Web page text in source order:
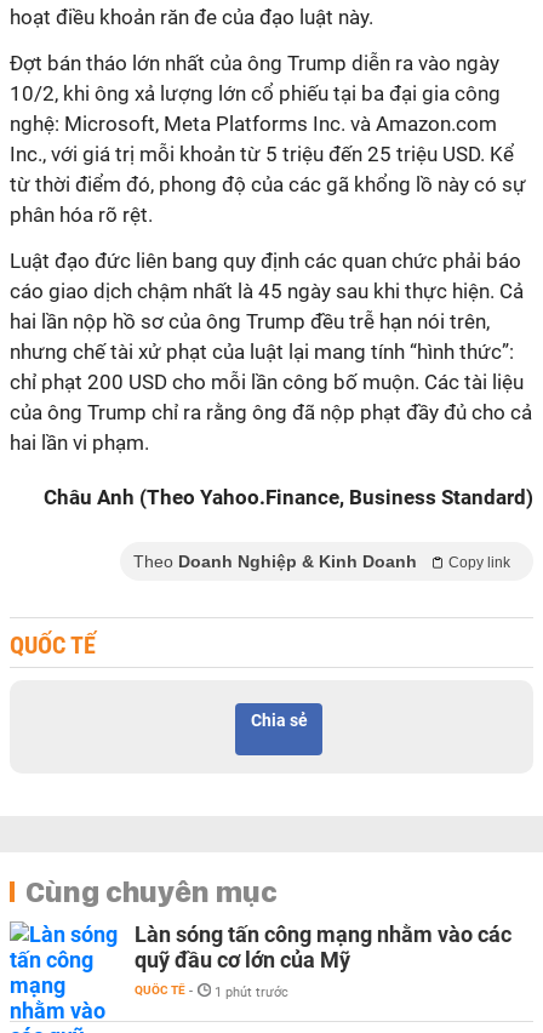
hoạt điều khoản răn đe của đạo luật này.
Đợt bán tháo lớn nhất của ông Trump diễn ra vào ngày
10/2, khi ông xả lượng lớn cổ phiếu tại ba đại gia công
nghệ: Microsoft, Meta Platforms Inc. và Amazon.com
Inc., với giá trị mỗi khoản từ 5 triệu đến 25 triệu USD. Kể
từ thời điểm đó, phong độ của các gã khổng lồ này có sự
phân hóa rõ rệt.
Luật đạo đức liên bang quy định các quan chức phải báo
cáo giao dịch chậm nhất là 45 ngày sau khi thực hiện. Cả
hai lần nộp hồ sơ của ông Trump đều trễ hạn nói trên,
nhưng chế tài xử phạt của luật lại mang tính “hình thức”:
chỉ phạt 200 USD cho mỗi lần công bố muộn. Các tài liệu
của ông Trump chỉ ra rằng ông đã nộp phạt đầy đủ cho cả
hai lần vi phạm.
Châu Anh (Theo Yahoo.Finance, Business Standard)
Theo Doanh Nghiệp & Kinh Doanh Copy link
QUỐC TẾ
Chia sẻ
Cùng chuyên mục
Làn sóng tấn công mạng nhằm vào các
quỹ đầu cơ lớn của Mỹ
QUỐC TẾ - 1 phút trước